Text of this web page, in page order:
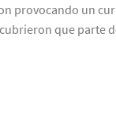
provocando un
que parte